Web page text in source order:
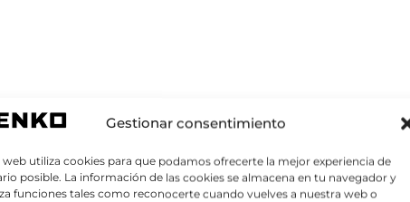
Gestionar consentimiento
web utiliza cookies para que podamos ofrecerte la mejor experiencia de
posible. La información de las cookies se almacena en tu navegador y
funciones tales como reconocerte cuando vuelves a nuestra web o